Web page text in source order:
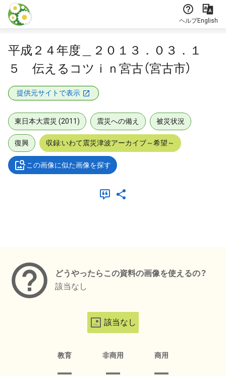
本文に飛ぶ
ヘルプEnglish
平成２４年度＿２０１３．０３．１
５ 伝えるコツｉｎ宮古（宮古市）
提供元サイトで表示
東日本大震災 (2011) 震災への備え 被災状況
復興 収録:いわて震災津波アーカイブ～希望～
この画像に似た画像を探す
どうやったらこの資料の画像を使えるの？
該当なし
該当なし
教育 非商用 商用